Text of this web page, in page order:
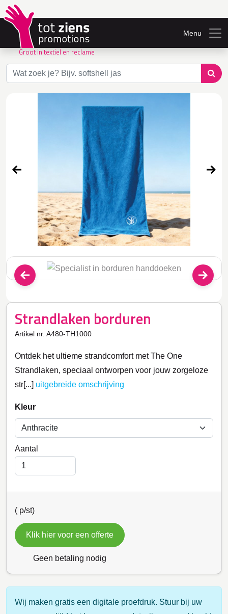
Groot in textiel en reclame
Menu
Strandlaken borduren
Artikel nr. A480-TH1000
Ontdek het ultieme strandcomfort met The One
Strandlaken, speciaal ontworpen voor jouw zorgeloze
str[...] uitgebreide omschrijving
Kleur
Aantal
( p/st)
Klik hier voor een offerte
Geen betaling nodig
Wij maken gratis een digitale proefdruk. Stuur bij uw